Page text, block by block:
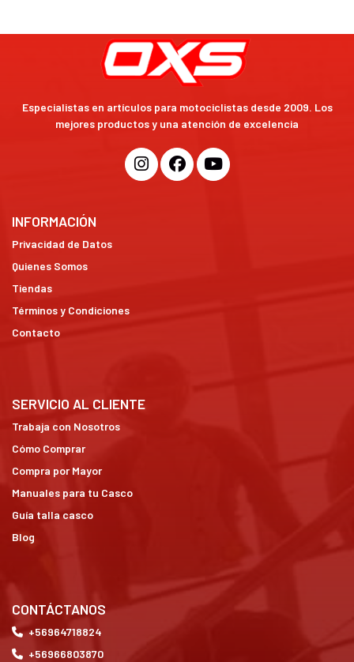
Especialistas en artículos para motociclistas desde 2009. Los
mejores productos y una atención de excelencia
INFORMACIÓN
Privacidad de Datos
Quienes Somos
Tiendas
Términos y Condiciones
Contacto
SERVICIO AL CLIENTE
Trabaja con Nosotros
Cómo Comprar
Compra por Mayor
Manuales para tu Casco
Guía talla casco
Blog
CONTÁCTANOS
+56964718824
+56966803870